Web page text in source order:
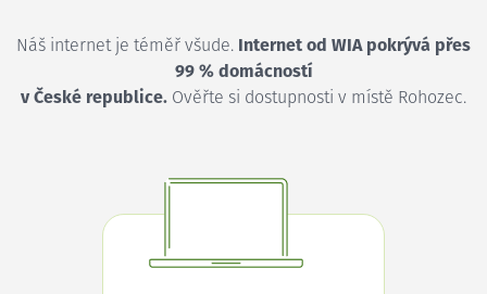
Náš internet je téměř všude. Internet od WIA pokrývá přes
99 % domácností
v České republice. Ověřte si dostupnosti v místě Rohozec.